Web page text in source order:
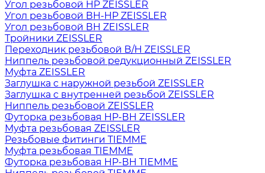
Угол резьбовой НР ZEISSLER
Угол резьбовой ВН-НР ZEISSLER
Угол резьбовой ВН ZEISSLER
Тройники ZEISSLER
Переходник резьбовой В/Н ZEISSLER
Ниппель резьбовой редукционный ZEISSLER
Муфта ZEISSLER
Заглушка с наружной резьбой ZEISSLER
Заглушка с внутренней резьбой ZEISSLER
Ниппель резьбовой ZEISSLER
Футорка резьбовая НР-ВН ZEISSLER
Муфта резьбовая ZEISSLER
Резьбовые фитинги TIEMME
Муфта резьбовая TIEMME
Футорка резьбовая НР-ВН TIEMME